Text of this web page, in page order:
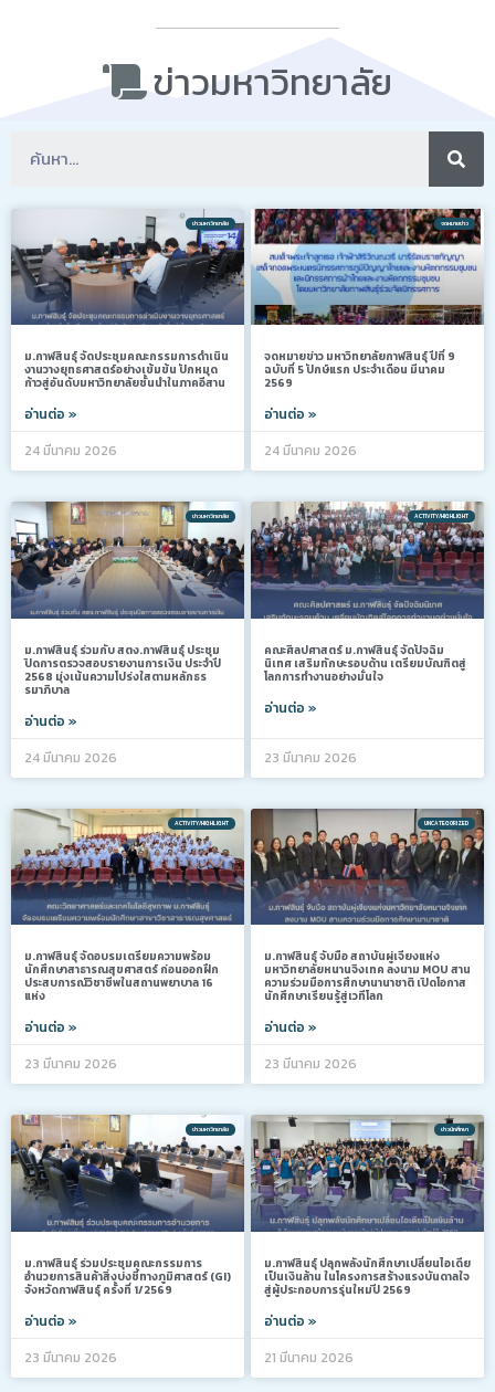
ข่าวมหาวิทยาลัย
ข่าวมหาวิทยาลัย
ม.กาฬสินธุ์ จัดประชุมคณะกรรมการดำเนิน
งานวางยุทธศาสตร์อย่างเข้มข้น ปักหมุด
ก้าวสู่อันดับมหาวิทยาลัยชั้นนำในภาคอีสาน
อ่านต่อ »
24 มีนาคม 2026
จดหมายข่าว
จดหมายข่าว มหาวิทยาลัยกาฬสินธุ์ ปีที่ 9
ฉบับที่ 5 ปักษ์แรก ประจำเดือน มีนาคม
2569
อ่านต่อ »
24 มีนาคม 2026
ข่าวมหาวิทยาลัย
ม.กาฬสินธุ์ ร่วมกับ สตง.กาฬสินธุ์ ประชุม
ปิดการตรวจสอบรายงานการเงิน ประจำปี
2568 มุ่งเน้นความโปร่งใสตามหลักธร
รมาภิบาล
อ่านต่อ »
24 มีนาคม 2026
ACTIVITY/HIGHLIGHT
คณะศิลปศาสตร์ ม.กาฬสินธุ์ จัดปัจฉิม
นิเทศ เสริมทักษะรอบด้าน เตรียมบัณฑิตสู่
โลกการทำงานอย่างมั่นใจ
อ่านต่อ »
23 มีนาคม 2026
ACTIVITY/HIGHLIGHT
ม.กาฬสินธุ์ จัดอบรมเตรียมความพร้อม
นักศึกษาสาธารณสุขศาสตร์ ก่อนออกฝึก
ประสบการณ์วิชาชีพในสถานพยาบาล 16
แห่ง
อ่านต่อ »
23 มีนาคม 2026
UNCATEGORIZED
ม.กาฬสินธุ์ จับมือ สถาบันผู่เจียงแห่ง
มหาวิทยาลัยหนานจิงเทค ลงนาม MOU สาน
ความร่วมมือการศึกษานานาชาติ เปิดโอกาส
นักศึกษาเรียนรู้สู่เวทีโลก
อ่านต่อ »
23 มีนาคม 2026
ข่าวมหาวิทยาลัย
ม.กาฬสินธุ์ ร่วมประชุมคณะกรรมการ
อำนวยการสินค้าสิ่งบ่งชี้ทางภูมิศาสตร์ (GI)
จังหวัดกาฬสินธุ์ ครั้งที่ 1/2569
อ่านต่อ »
23 มีนาคม 2026
ข่าวนักศึกษา
ม.กาฬสินธุ์ ปลุกพลังนักศึกษาเปลี่ยนไอเดีย
เป็นเงินล้าน ในโครงการสร้างแรงบันดาลใจ
สู่ผู้ประกอบการรุ่นใหม่ปี 2569
อ่านต่อ »
21 มีนาคม 2026